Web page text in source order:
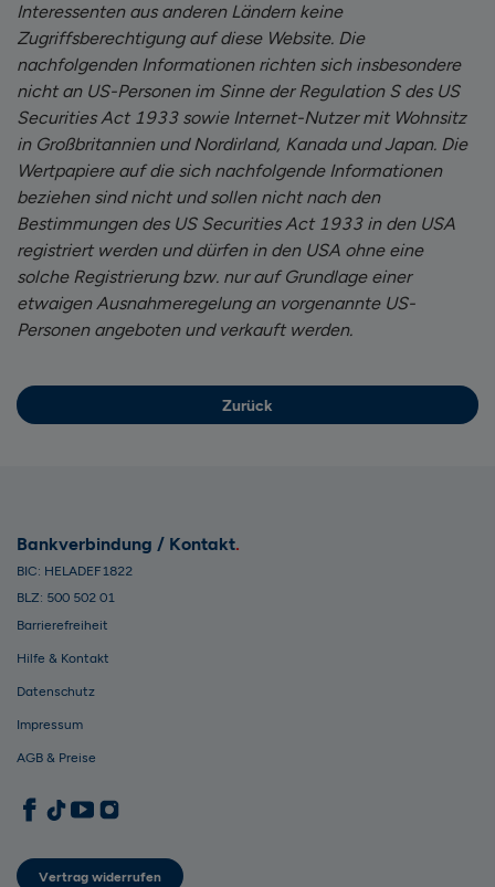
Interessenten aus anderen Ländern keine
Zugriffsberechtigung auf diese Website. Die
nachfolgenden Informationen richten sich insbesondere
nicht an US-Personen im Sinne der Regulation S des US
Securities Act 1933 sowie Internet-Nutzer mit Wohnsitz
in Großbritannien und Nordirland, Kanada und Japan. Die
Wertpapiere auf die sich nachfolgende Informationen
beziehen sind nicht und sollen nicht nach den
Bestimmungen des US Securities Act 1933 in den USA
registriert werden und dürfen in den USA ohne eine
solche Registrierung bzw. nur auf Grundlage einer
etwaigen Ausnahmeregelung an vorgenannte US-
Personen angeboten und verkauft werden.
Zurück
Bankverbindung / Kontakt
BIC: HELADEF1822
BLZ: 500 502 01
Barrierefreiheit
Hilfe & Kontakt
Datenschutz
Impressum
AGB & Preise
1822direkt auf Facebook
1822direkt auf TikTok
1822direkt auf YouTube
1822direkt auf Instagram
Vertrag widerrufen